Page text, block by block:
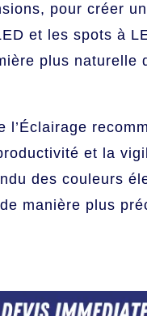
pour créer
et les spots à
plus naturelle
l’Éclairage
et la
des couleurs
manière plus